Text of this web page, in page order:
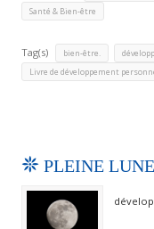
Santé & Bien-être
Tag(s) bien-être.
Livre de développement
PLEINE